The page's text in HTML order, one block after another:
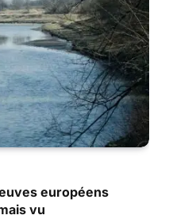
européens
vu